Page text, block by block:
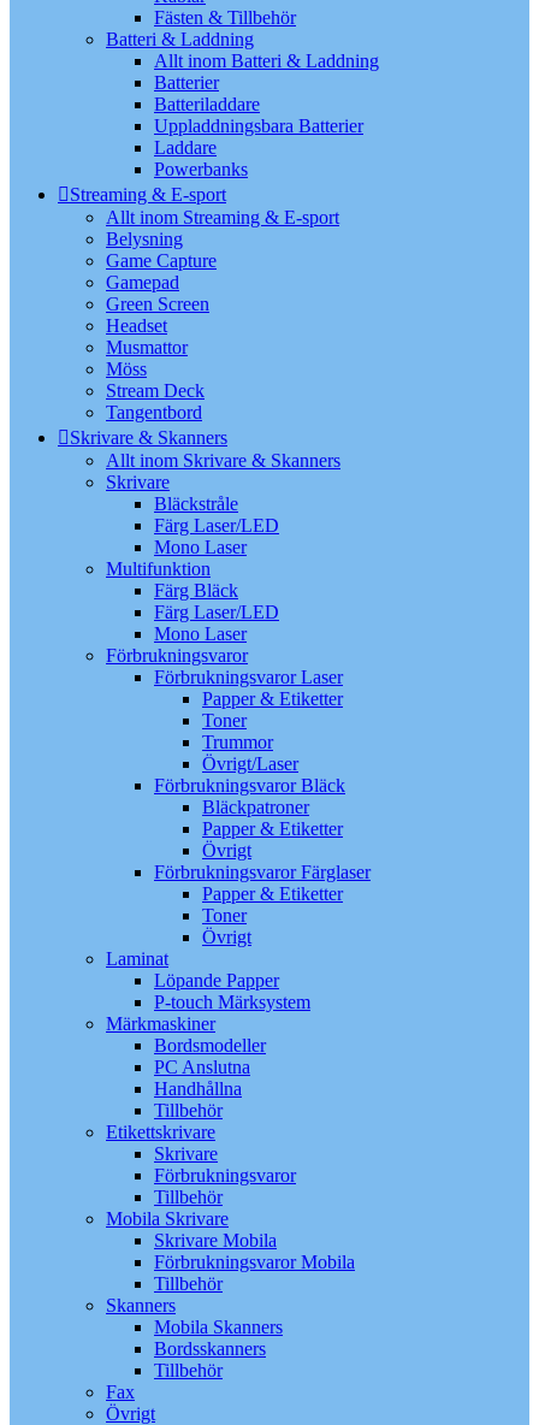
Fästen & Tillbehör
Batteri & Laddning
Allt inom Batteri & Laddning
Batterier
Batteriladdare
Uppladdningsbara Batterier
Laddare
Powerbanks
Streaming & E-sport
Allt inom Streaming & E-sport
Belysning
Game Capture
Gamepad
Green Screen
Headset
Musmattor
Möss
Stream Deck
Tangentbord
Skrivare & Skanners
Allt inom Skrivare & Skanners
Skrivare
Bläckstråle
Färg Laser/LED
Mono Laser
Multifunktion
Färg Bläck
Färg Laser/LED
Mono Laser
Förbrukningsvaror
Förbrukningsvaror Laser
Papper & Etiketter
Toner
Trummor
Övrigt/Laser
Förbrukningsvaror Bläck
Bläckpatroner
Papper & Etiketter
Övrigt
Förbrukningsvaror Färglaser
Papper & Etiketter
Toner
Övrigt
Laminat
Löpande Papper
P-touch Märksystem
Märkmaskiner
Bordsmodeller
PC Anslutna
Handhållna
Tillbehör
Etikettskrivare
Skrivare
Förbrukningsvaror
Tillbehör
Mobila Skrivare
Skrivare Mobila
Förbrukningsvaror Mobila
Tillbehör
Skanners
Mobila Skanners
Bordsskanners
Tillbehör
Fax
Övrigt